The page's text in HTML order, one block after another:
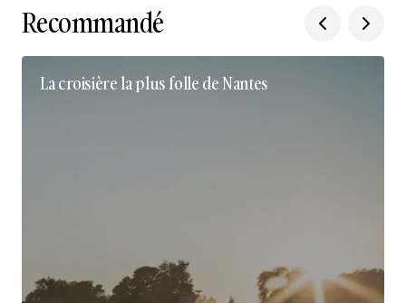
Recommandé
La croisière la plus folle de Nantes